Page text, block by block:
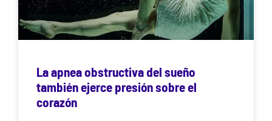
La apnea obstructiva del sueño
también ejerce presión sobre el
corazón